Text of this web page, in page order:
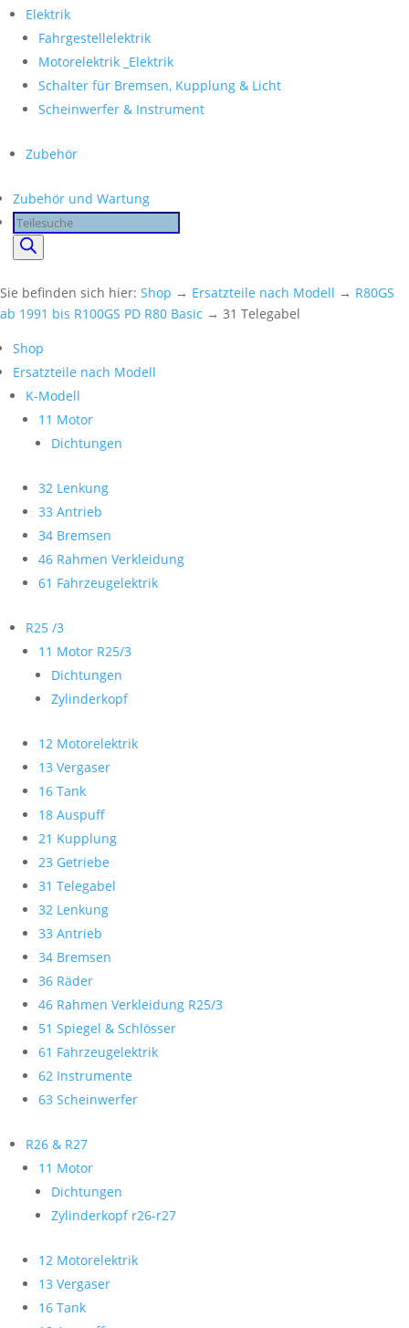
Elektrik
Fahrgestellelektrik
Motorelektrik _Elektrik
Schalter für Bremsen, Kupplung & Licht
Scheinwerfer & Instrument
Zubehör
Zubehör und Wartung
Products
search
Sie befinden sich hier: Shop → Ersatzteile nach Modell → R80GS
ab 1991 bis R100GS PD R80 Basic → 31 Telegabel
Shop
Ersatzteile nach Modell
K-Modell
11 Motor
Dichtungen
32 Lenkung
33 Antrieb
34 Bremsen
46 Rahmen Verkleidung
61 Fahrzeugelektrik
R25 /3
11 Motor R25/3
Dichtungen
Zylinderkopf
12 Motorelektrik
13 Vergaser
16 Tank
18 Auspuff
21 Kupplung
23 Getriebe
31 Telegabel
32 Lenkung
33 Antrieb
34 Bremsen
36 Räder
46 Rahmen Verkleidung R25/3
51 Spiegel & Schlösser
61 Fahrzeugelektrik
62 Instrumente
63 Scheinwerfer
R26 & R27
11 Motor
Dichtungen
Zylinderkopf r26-r27
12 Motorelektrik
13 Vergaser
16 Tank